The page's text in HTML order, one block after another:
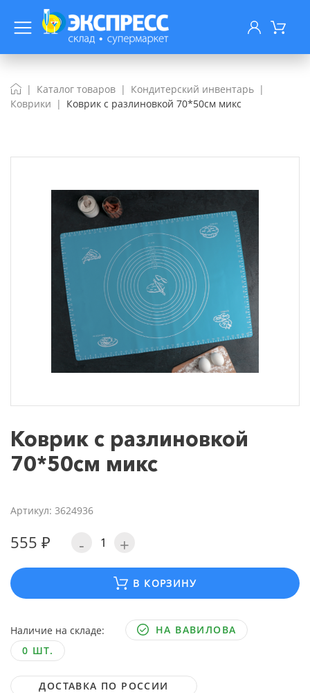
Каталог товаров
Кондитерский инвентарь
Коврики
Коврик с разлиновкой 70*50см микс
Коврик с разлиновкой
70*50см микс
Артикул: 3624936
555 ₽ - +
В КОРЗИНУ
Наличие на складе:
НА ВАВИЛОВА
0 ШТ.
ДОСТАВКА ПО РОССИИ